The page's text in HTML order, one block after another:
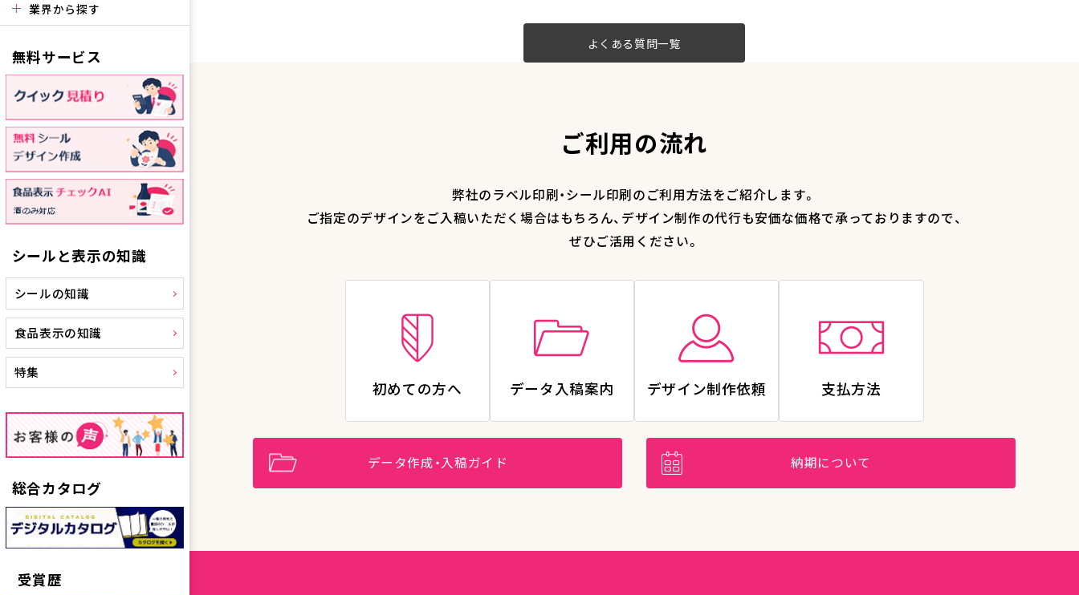
業界から探す
無料サービス
シールと表示の知識
シールの知識
食品表示の知識
特集
総合カタログ
受賞歴
よくある質問一覧
ご利用の流れ
弊社のラベル印刷・シール印刷のご利用方法をご紹介します。
ご指定のデザインをご入稿いただく場合はもちろん、デザイン制作の代行も安価な価格で承っておりますので、
ぜひご活用ください。
初めての方へ データ入稿案内 デザイン制作依頼 支払方法
データ作成・入稿ガイド 納期について